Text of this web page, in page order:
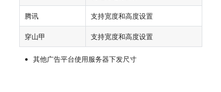
腾讯 支持宽度和高度设置
穿山甲 支持宽度和高度设置
其他广告平台使用服务器下发尺寸